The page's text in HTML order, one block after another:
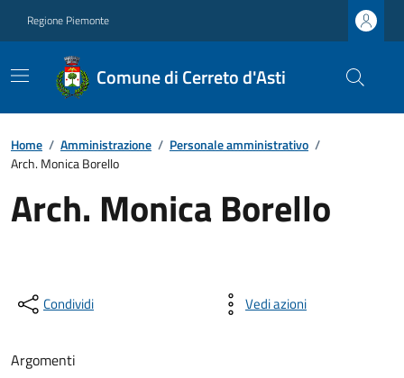
Regione Piemonte
Comune di Cerreto d'Asti
Home / Amministrazione / Personale amministrativo /
Arch. Monica Borello
Arch. Monica Borello
Condividi Vedi azioni
Argomenti